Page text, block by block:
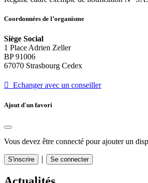
Coordonnées de l’organisme
Siège Social
1 Place Adrien Zeller
BP 91006
67070 Strasbourg Cedex
 Echanger avec un conseiller
Ajout d'un favori
Vous devez être connecté pour ajouter un
S'inscrire Se connecter